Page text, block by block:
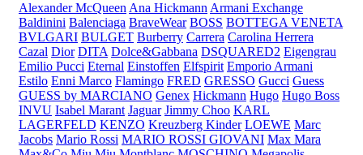
Alexander McQueen Ana Hickmann Armani Exchange
Baldinini Balenciaga BraveWear BOSS BOTTEGA VENETA
BVLGARI BULGET Burberry Carrera Carolina Herrera
Cazal Dior DITA Dolce&Gabbana DSQUARED2 Eigengrau
Emilio Pucci Eternal Einstoffen Elfspirit Emporio Armani
Estilo Enni Marco Flamingo FRED GRESSO Gucci Guess
GUESS by MARCIANO Genex Hickmann Hugo Hugo Boss
INVU Isabel Marant Jaguar Jimmy Choo KARL
LAGERFELD KENZO Kreuzberg Kinder LOEWE Marc
Jacobs Mario Rossi MARIO ROSSI GIOVANI Max Mara